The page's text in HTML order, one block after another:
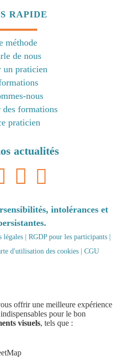
RAPIDE
méthode
de nous
un praticien
nous
des formations
praticien
actualités
intolérances et
légales RGDP pour les participants
d'utilisation des cookies CGU
offrir une meilleure expérience
pour le bon
visuels, tels que :